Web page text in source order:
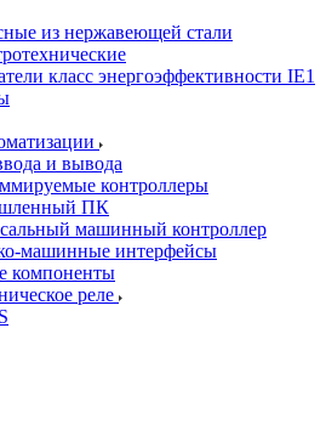
из нержавеющей стали
класс энергоэффективности IE1
и вывода
контроллеры
ПК
машинный контроллер
машинные интерфейсы
компоненты
реле